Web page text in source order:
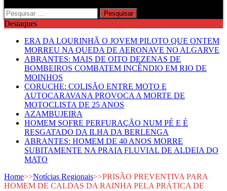
Pesquisar
por:
Destaques
ERA DA LOURINHÃ O JOVEM PILOTO QUE ONTEM
MORREU NA QUEDA DE AERONAVE NO ALGARVE
ABRANTES: MAIS DE OITO DEZENAS DE
BOMBEIROS COMBATEM INCÊNDIO EM RIO DE
MOINHOS
CORUCHE: COLISÃO ENTRE MOTO E
AUTOCARAVANA PROVOCA A MORTE DE
MOTOCLISTA DE 25 ANOS
AZAMBUJEIRA
HOMEM SOFRE PERFURAÇÃO NUM PÉ E É
RESGATADO DA ILHA DA BERLENGA
ABRANTES: HOMEM DE 40 ANOS MORRE
SUBITAMENTE NA PRAIA FLUVIAL DE ALDEIA DO
MATO
Home>>Notícias Regionais>>PRISÃO PREVENTIVA PARA
HOMEM DE CALDAS DA RAINHA PELA PRÁTICA DE